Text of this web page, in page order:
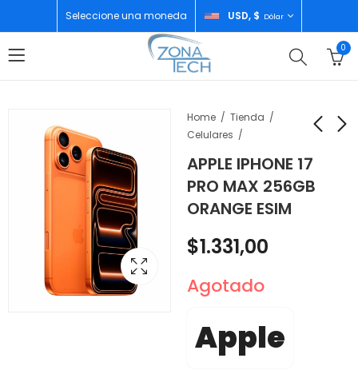
Seleccione una moneda USD, $ Dólar
0
Home
Tienda
Celulares
APPLE IPHONE 17
PRO MAX 256GB
ORANGE ESIM
AUDIO PARTYBOX 120
$370,00
HORIZONTAL 250 LTS
AWHCFC25601
$290,00
$1.331,00
Agotado
Apple